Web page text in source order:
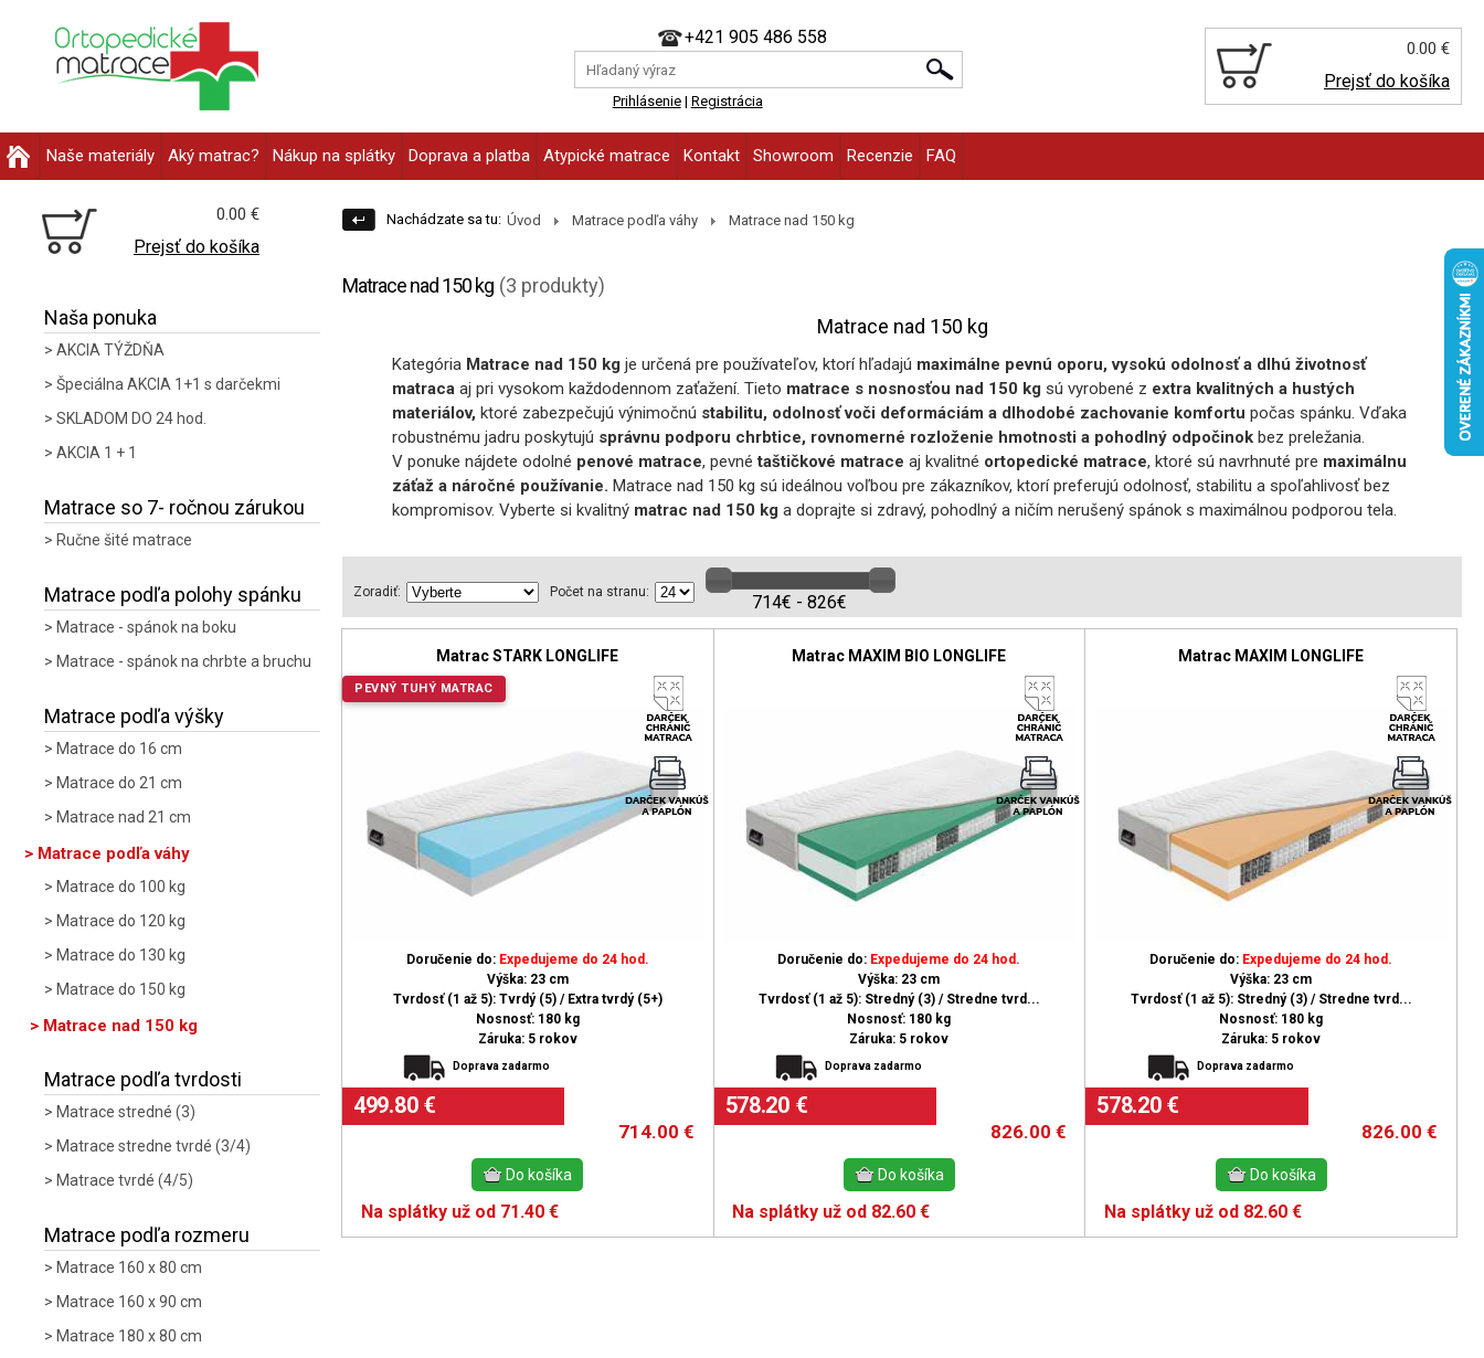
+421 905 486 558
0.00 €
Prejsť do košíka
Prihlásenie| Registrácia
Naše materiály Aký matrac? Nákup na splátky Doprava a platba Atypické matrace Kontakt Showroom Recenzie FAQ
0.00 €
Prejsť do košíka
Naša ponuka
AKCIA TÝŽDŇA
Špeciálna AKCIA 1+1 s darčekmi
SKLADOM DO 24 hod.
AKCIA 1 + 1
Matrace so 7- ročnou zárukou
Ručne šité matrace
Matrace podľa polohy spánku
Matrace - spánok na boku
Matrace - spánok na chrbte a bruchu
Matrace podľa výšky
Matrace do 16 cm
Matrace do 21 cm
Matrace nad 21 cm
Matrace podľa váhy
Matrace do 100 kg
Matrace do 120 kg
Matrace do 130 kg
Matrace do 150 kg
Matrace nad 150 kg
Matrace podľa tvrdosti
Matrace stredné (3)
Matrace stredne tvrdé (3/4)
Matrace tvrdé (4/5)
Matrace podľa rozmeru
Matrace 160 x 80 cm
Matrace 160 x 90 cm
Matrace 180 x 80 cm
Nachádzate sa tu: Úvod Matrace podľa váhy Matrace nad 150 kg
Matrace nad 150 kg (3 produkty)
Matrace nad 150 kg
Kategória Matrace nad 150 kg je určená pre používateľov, ktorí hľadajú maximálne pevnú oporu, vysokú odolnosť a dlhú životnosť
matraca aj pri vysokom každodennom zaťažení. Tieto matrace s nosnosťou nad 150 kg sú vyrobené z extra kvalitných a hustých
materiálov, ktoré zabezpečujú výnimočnú stabilitu, odolnosť voči deformáciám a dlhodobé zachovanie komfortu počas spánku. Vďaka
robustnému jadru poskytujú správnu podporu chrbtice, rovnomerné rozloženie hmotnosti a pohodlný odpočinok bez preležania.
V ponuke nájdete odolné penové matrace, pevnétaštičkové matrace aj kvalitné ortopedické matrace, ktoré sú navrhnuté pre maximálnu
záťaž a náročné používanie. Matrace nad 150 kg sú ideálnou voľbou pre zákazníkov, ktorí preferujú odolnosť, stabilitu a spoľahlivosť bez
kompromisov. Vyberte si kvalitný matrac nad 150 kg a doprajte si zdravý, pohodlný a ničím nerušený spánok s maximálnou podporou tela.
Zoradiť: Počet na stranu:
714€ - 826€
Matrac STARK LONGLIFE
PEVNÝ TUHÝ MATRAC
Doručenie do: Expedujeme do 24 hod.
Výška: 23 cm
Tvrdosť (1 až 5): Tvrdý (5) / Extra tvrdý (5+)
Nosnosť: 180 kg
Záruka: 5 rokov
Doprava zadarmo
714.00 €
499.80 €
Na splátky už od 71.40 €
Matrac MAXIM BIO LONGLIFE
Doručenie do: Expedujeme do 24 hod.
Výška: 23 cm
Tvrdosť (1 až 5): Stredný (3) / Stredne tvrd...
Nosnosť: 180 kg
Záruka: 5 rokov
Doprava zadarmo
826.00 €
578.20 €
Na splátky už od 82.60 €
Matrac MAXIM LONGLIFE
Doručenie do: Expedujeme do 24 hod.
Výška: 23 cm
Tvrdosť (1 až 5): Stredný (3) / Stredne tvrd...
Nosnosť: 180 kg
Záruka: 5 rokov
Doprava zadarmo
826.00 €
578.20 €
Na splátky už od 82.60 €